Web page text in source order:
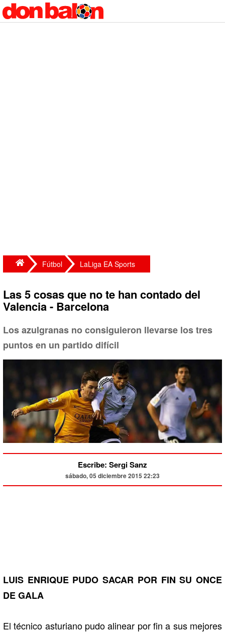
Fútbol LaLiga EA Sports
Las 5 cosas que no te han contado del
Valencia - Barcelona
Los azulgranas no consiguieron llevarse los tres
puntos en un partido difícil
Escribe: Sergi Sanz
sábado, 05 diciembre 2015 22:23
LUIS ENRIQUE PUDO SACAR POR FIN SU ONCE
DE GALA
El técnico asturiano pudo alinear por fin a sus mejores